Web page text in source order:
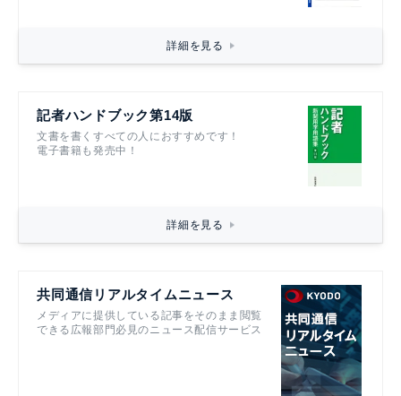
詳細を見る
記者ハンドブック第14版
文書を書くすべての人におすすめです！
電子書籍も発売中！
詳細を見る
共同通信リアルタイムニュース
メディアに提供している記事をそのまま閲覧
できる広報部門必見のニュース配信サービス